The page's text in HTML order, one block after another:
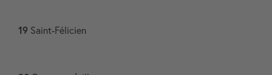
19 Saint-Félicien​